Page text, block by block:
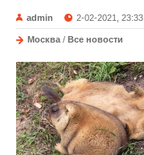
admin 2-02-2021, 23:33
Москва / Все новости